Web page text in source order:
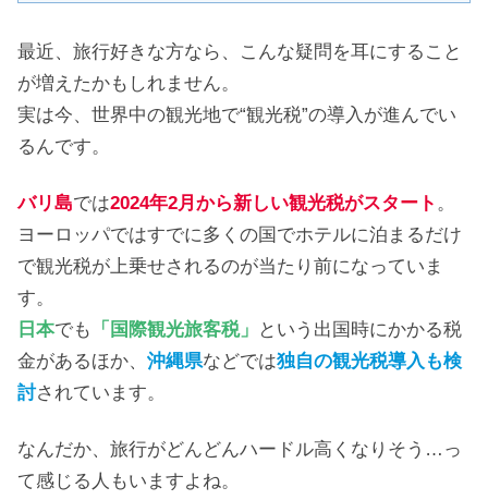
最近、旅行好きな方なら、こんな疑問を耳にすること
が増えたかもしれません。
実は今、世界中の観光地で“観光税”の導入が進んでい
るんです。
バリ島では2024年2月から新しい観光税がスタート 。
ヨーロッパではすでに多くの国でホテルに泊まるだけ
で観光税が上乗せされるのが当たり前になっていま
す。
日本でも 「国際観光旅客税」
という出国時にかかる税
金があるほか、 沖縄県などでは独自の観光税導入も検
討されています。
なんだか、旅行がどんどんハードル高くなりそう…っ
て感じる人もいますよね。